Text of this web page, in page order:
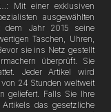
Mit einer exklusiven
ausgewählten
dem Jahr 2015 seine
Taschen, Uhren,
sie ins Netz gestellt
überprüft. Sie
Jeder Artikel wird
von 24 Stunden weltweit
geliefert. Falls Sie Ihre
das gesetzliche